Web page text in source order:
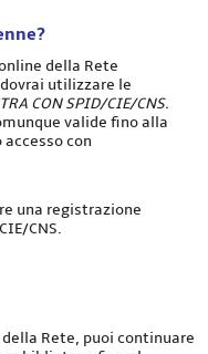
della Rete
utilizzare le
CON SPID/CIE/CNS.
valide fino alla
con
una registrazione
CNS.
Rete, puoi continuare